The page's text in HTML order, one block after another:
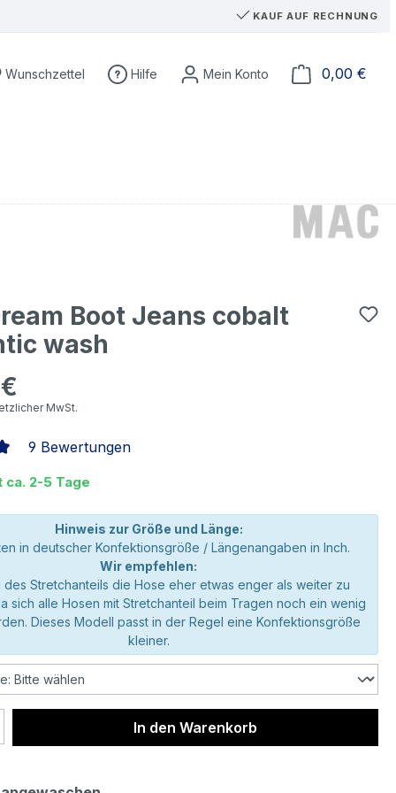
KAUF AUF RECHNUNG
Du hast 0 Produkte auf dem Merkzettel
Wunschzettel Hilfe 0,00 €
Boot Jeans cobalt
wash
MwSt.
9 Bewertungen
2-5 Tage
Hinweis zur Größe und Länge:
in deutscher Konfektionsgröße / Längenangaben in Inch.
Wir empfehlen:
des Stretchanteils die Hose eher etwas enger als weiter zu
sich alle Hosen mit Stretchanteil beim Tragen noch ein wenig
Dieses Modell passt in der Regel eine Konfektionsgröße
kleiner.
Anzahl: Gib den gewünschten Wert
In den Warenkorb